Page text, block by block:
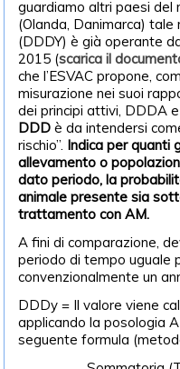
guardiamo altri paesi del
(Olanda, Danimarca) tale
(DDDY) è già operante
2015 (scarica il
che l’ESVAC propone,
misurazione nei suoi
dei principi attivi, DDDA
DDD è da intendersi
rischio”. Indica per quanti
allevamento o
dato periodo, la
animale presente sia
trattamento con AM.
A fini di comparazione,
periodo di tempo uguale
convenzionalmente un
DDDy = Il valore viene
applicando la posologia
seguente formula